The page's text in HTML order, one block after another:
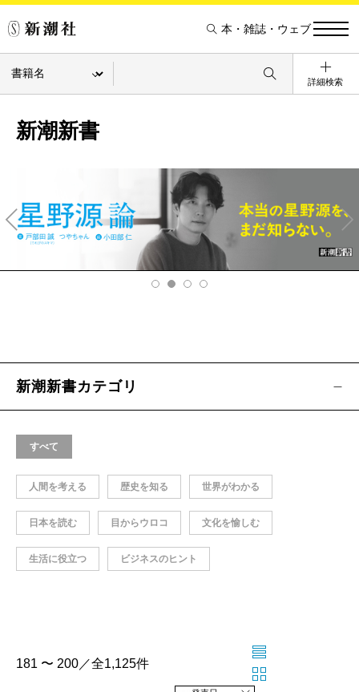
本・雑誌・ウェブ
詳細検索
新潮新書
v
Ne
xt
新潮新書カテゴリ
すべて
人間を考える 歴史を知る 世界がわかる
日本を読む 目からウロコ 文化を愉しむ
生活に役立つ ビジネスのヒント
181 〜 200／全1,125件